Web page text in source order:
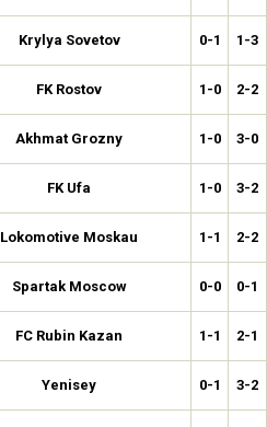
Krylya Sovetov 0-1 1-3
FK Rostov 1-0 2-2
Akhmat Grozny 1-0 3-0
FK Ufa 1-0 3-2
Lokomotive Moskau 1-1 2-2
Spartak Moscow 0-0 0-1
FC Rubin Kazan 1-1 2-1
Yenisey 0-1 3-2